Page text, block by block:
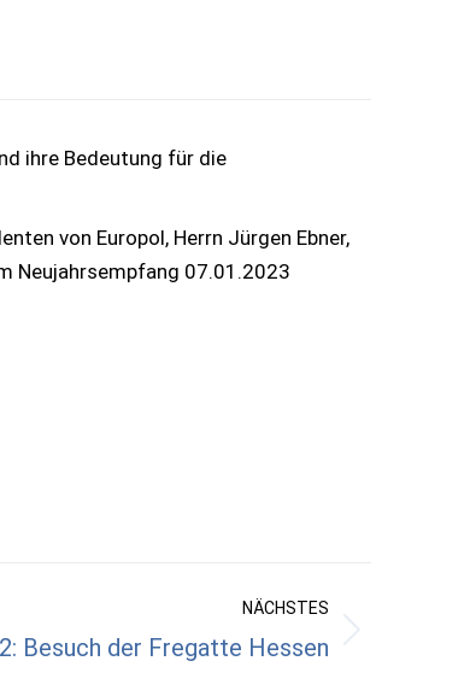
ihre Bedeutung für die
von Europol, Herrn Jürgen Ebner,
Neujahrsempfang 07.01.2023
NÄCHSTES
Besuch der Fregatte Hessen